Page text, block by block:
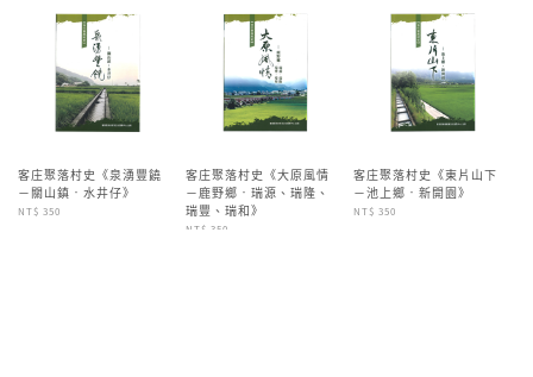
客庄聚落村史《泉湧豐饒
－關山鎮‧水井仔》
NT$ 350
客庄聚落村史《大原風情
－鹿野鄉‧瑞源、瑞隆、
瑞豐、瑞和》
NT$ 350
客庄聚落村史《東片山下
－池上鄉‧新開園》
NT$ 350